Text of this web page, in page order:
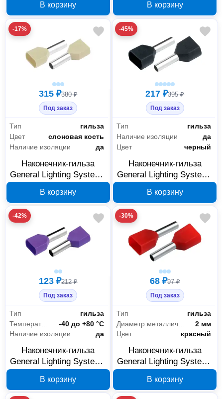
50 шт 476223
В корзину
50 зеленый 476274
В корзину
-17%
315 ₽380 ₽
Под заказ
Тип
гильза
Цвет
слоновая кость
Наличие изоляции
да
Наконечник-гильза
General Lighting Systems
50 слоновая кость
476273
В корзину
-45%
217 ₽395 ₽
Под заказ
Тип
гильза
Наличие изоляции
да
Цвет
черный
Наконечник-гильза
General Lighting Systems
50 черный 476272
В корзину
-42%
123 ₽212 ₽
Под заказ
Тип
гильза
Температура эксплуатации
-40 до +80 °С
Наличие изоляции
да
Наконечник-гильза
General Lighting Systems
50 фиолетовый 476269
В корзину
-30%
68 ₽97 ₽
Под заказ
Тип
гильза
Диаметр металлической части (внутренний)
2 мм
Цвет
красный
Наконечник-гильза
General Lighting Systems
50 красный 476263
В корзину